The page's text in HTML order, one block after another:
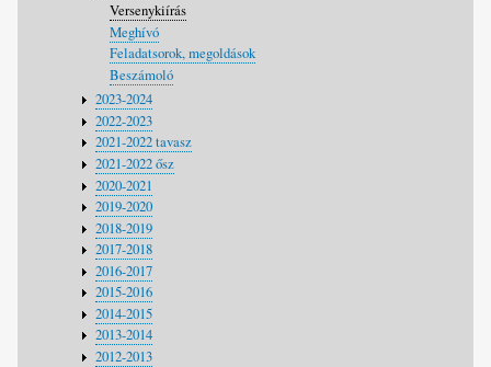
Versenykiírás
Meghívó
Feladatsorok, megoldások
Beszámoló
2023-2024
2022-2023
2021-2022 tavasz
2021-2022 ősz
2020-2021
2019-2020
2018-2019
2017-2018
2016-2017
2015-2016
2014-2015
2013-2014
2012-2013